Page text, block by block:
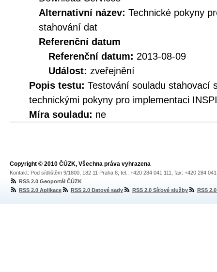
Alternativní název: Technické pokyny
stahování dat
Referenční datum
Referenční datum: 2013-08-09
Událost: zveřejnění
Popis testu: Testování souladu stahovací
technickými pokyny pro implementaci
Míra souladu: ne
Copyright © 2010 ČÚZK, Všechna práva vyhrazena
Kontakt: Pod sídlištěm 9/1800, 182 11 Praha 8, tel.: +420 284 041 111, fax: +420 284
RSS 2.0 Geoportál ČÚZK
RSS 2.0 Aplikace
RSS 2.0 Datové sady RSS 2.0 Síťové služby RSS